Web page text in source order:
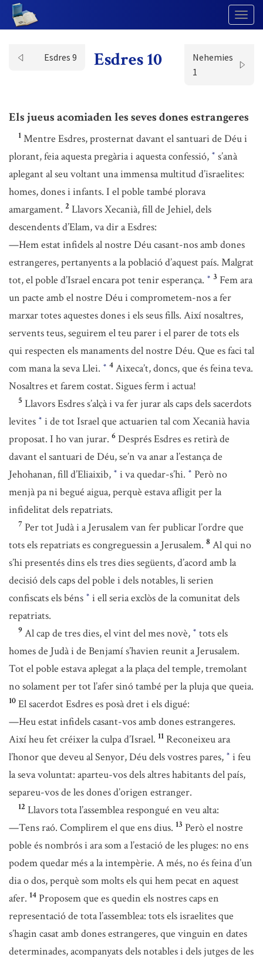
Esdres 9 Esdres 10
Nehemies
1
Els jueus acomiaden les seves dones estrangeres
1 Mentre Esdres, prosternat davant el santuari de Déu i
plorant, feia aquesta pregària i aquesta confessió, * s’anà
aplegant al seu voltant una immensa multitud d’israelites:
homes, dones i infants. I el poble també plorava
amargament. 2 Llavors Xecanià, fill de Jehiel, dels
descendents d’Elam, va dir a Esdres:
—Hem estat infidels al nostre Déu casant-nos amb dones
estrangeres, pertanyents a la població d’aquest país. Malgrat
tot, el poble d’Israel encara pot tenir esperança. * 3 Fem ara
un pacte amb el nostre Déu i comprometem-nos a fer
marxar totes aquestes dones i els seus fills. Així nosaltres,
servents teus, seguirem el teu parer i el parer de tots els
qui respecten els manaments del nostre Déu. Que es faci tal
com mana la seva Llei. * 4 Aixeca’t, doncs, que és feina teva.
Nosaltres et farem costat. Sigues ferm i actua!
5 Llavors Esdres s’alçà i va fer jurar als caps dels sacerdots
levites * i de tot Israel que actuarien tal com Xecanià havia
proposat. I ho van jurar. 6 Després Esdres es retirà de
davant el santuari de Déu, se’n va anar a l’estança de
Jehohanan, fill d’Eliaixib, * i va quedar-s’hi. * Però no
menjà pa ni begué aigua, perquè estava afligit per la
infidelitat dels repatriats.
7 Per tot Judà i a Jerusalem van fer publicar l’ordre que
tots els repatriats es congreguessin a Jerusalem. 8 Al qui no
s’hi presentés dins els tres dies següents, d’acord amb la
decisió dels caps del poble i dels notables, li serien
confiscats els béns * i ell seria exclòs de la comunitat dels
repatriats.
9 Al cap de tres dies, el vint del mes novè, * tots els
homes de Judà i de Benjamí s’havien reunit a Jerusalem.
Tot el poble estava aplegat a la plaça del temple, tremolant
no solament per tot l’afer sinó també per la pluja que queia.
10 El sacerdot Esdres es posà dret i els digué:
—Heu estat infidels casant-vos amb dones estrangeres.
Així heu fet créixer la culpa d’Israel. 11 Reconeixeu ara
l’honor que deveu al Senyor, Déu dels vostres pares, * i feu
la seva voluntat: aparteu-vos dels altres habitants del país,
separeu-vos de les dones d’origen estranger.
12 Llavors tota l’assemblea respongué en veu alta:
—Tens raó. Complirem el que ens dius. 13 Però el nostre
poble és nombrós i ara som a l’estació de les pluges: no ens
podem quedar més a la intempèrie. A més, no és feina d’un
dia o dos, perquè som molts els qui hem pecat en aquest
afer. 14 Proposem que es quedin els nostres caps en
representació de tota l’assemblea: tots els israelites que
s’hagin casat amb dones estrangeres, que vinguin en dates
determinades, acompanyats dels notables i dels jutges de les